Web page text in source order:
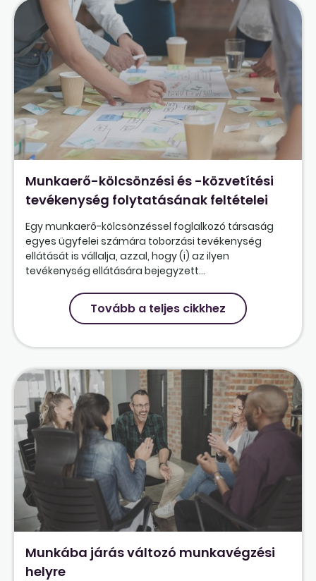
Munkaerő-kölcsönzési és -közvetítési
tevékenység folytatásának feltételei
Egy munkaerő-kölcsönzéssel foglalkozó társaság
egyes ügyfelei számára toborzási tevékenység
ellátását is vállalja, azzal, hogy (i) az ilyen
tevékenység ellátására bejegyzett...
Tovább a teljes cikkhez
Munkába járás változó munkavégzési
helyre